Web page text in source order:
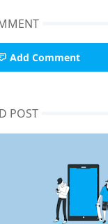
Add Comment
POST